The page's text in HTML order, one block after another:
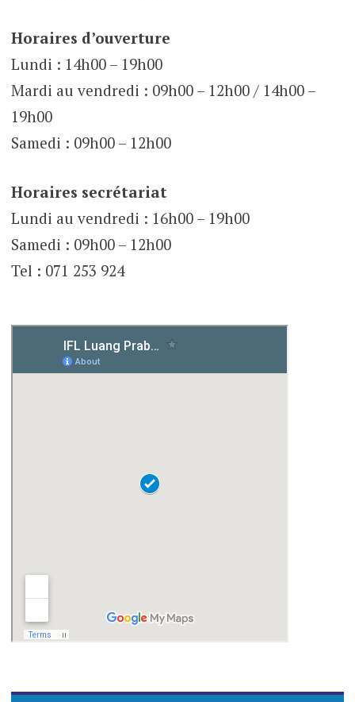
Horaires d’ouverture
Lundi : 14h00 – 19h00
Mardi au vendredi : 09h00 – 12h00 / 14h00 –
19h00
Samedi : 09h00 – 12h00
Horaires secrétariat
Lundi au vendredi : 16h00 – 19h00
Samedi : 09h00 – 12h00
Tel : 071 253 924